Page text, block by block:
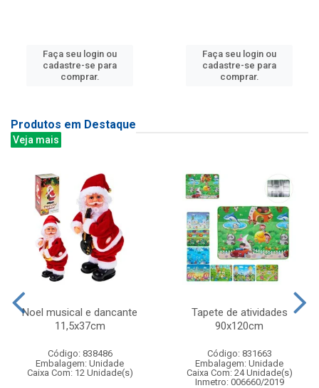
Faça seu login ou
cadastre-se para
comprar.
Faça seu login ou
cadastre-se para
comprar.
Produtos em Destaque
Veja mais
Noel musical e dancante
11,5x37cm
Código: 838486
Embalagem: Unidade
Caixa Com: 12 Unidade(s)
Tapete de atividades
90x120cm
Código: 831663
Embalagem: Unidade
Caixa Com: 24 Unidade(s)
Inmetro: 006660/2019